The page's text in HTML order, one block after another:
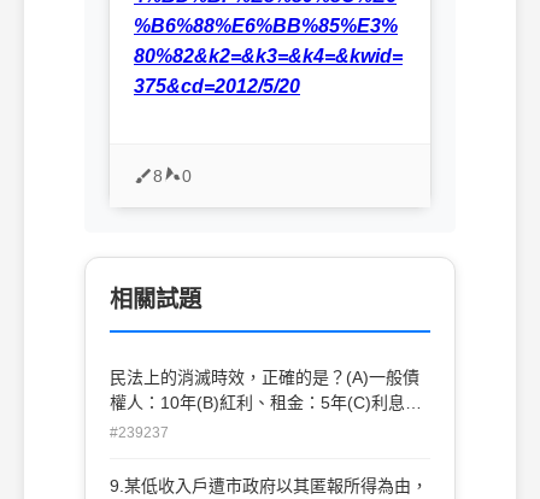
%B6%88%E6%BB%85%E3%
80%82&k2=&k3=&k4=&kwid=
375&cd=2012/5/20
8 0
相關試題
民法上的消滅時效，正確的是？(A)一般債
權人：10年(B)紅利、租金：5年(C)利息、
贍養費：2年(D)飲食費、住宿費：5年
#239237
9.某低收入戶遭市政府以其匿報所得為由，